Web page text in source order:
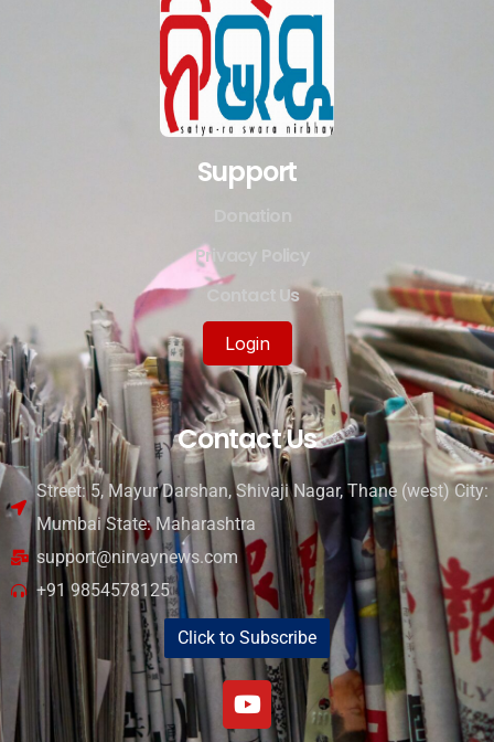
Support
Privacy Policy
Contact Us
Login
Contact Us
Street: 5, Mayur Darshan, Shivaji Nagar, Thane (west) City:
Mumbai State: Maharashtra
support@nirvaynews.com
+91 9854578125
Click to Subscribe